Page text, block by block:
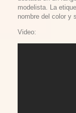
modelista. La
nombre del color y
Video: